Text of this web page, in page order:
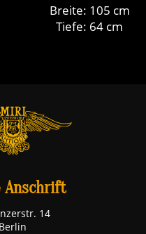
Breite: 105 cm
Tiefe: 64 cm
Anschrift
14